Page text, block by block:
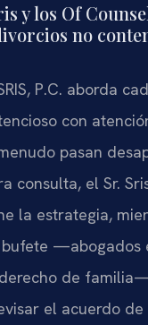
y los Of
no
P.C. aborda
con
pasan
consulta, el Sr.
la estrategia,
—abogados
de
el acuerdo de